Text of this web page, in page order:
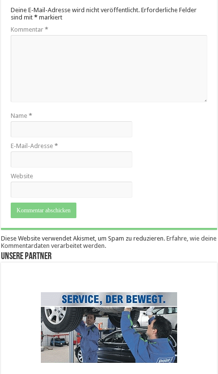
Deine E-Mail-Adresse wird nicht veröffentlicht. Erforderliche Felder
sind mit* markiert
Kommentar*
Name*
E-Mail-Adresse*
Website
Diese Website verwendet Akismet, um Spam zu reduzieren.Erfahre, wie deine
Kommentardaten verarbeitet werden.
Unsere Partner